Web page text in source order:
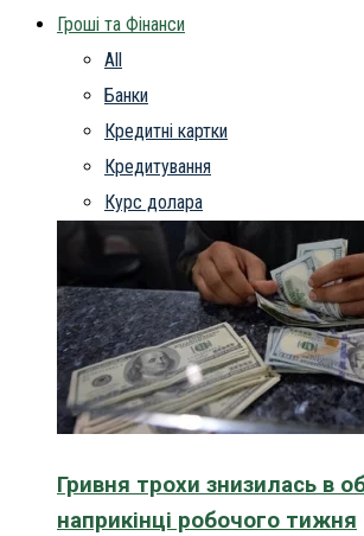
Гроші та Фінанси
All
Банки
Кредитні картки
Кредитування
Курс долара
Гривня трохи знизилась в
наприкінці робочого тижня